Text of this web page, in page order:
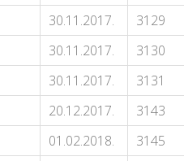
30.11.2017.
3129
30.11.2017.
3130
30.11.2017.
3131
20.12.2017.
3143
01.02.2018.
3145